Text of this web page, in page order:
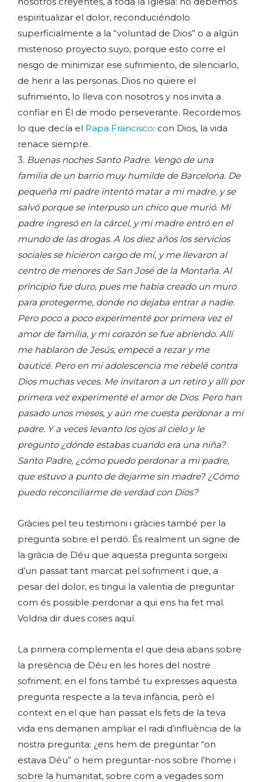
espiritualizar el dolor, reconduciéndolo
superficialmente a la “voluntad de Dios” o a algún
misterioso proyecto suyo, porque esto corre el
riesgo de minimizar ese sufrimiento, de silenciarlo,
de herir a las personas. Dios no quiere el
sufrimiento, lo lleva con nosotros y nos invita a
confiar en Él de modo perseverante. Recordemos
lo que decía el Papa Francisco: con Dios, la vida
renace siempre.
3. Buenas noches Santo Padre. Vengo de una
familia de un barrio muy humilde de Barcelona. De
pequeña mi padre intentó matar a mi madre, y se
salvó porque se interpuso un chico que murió. Mi
padre ingresó en la cárcel, y mi madre entró en el
mundo de las drogas. A los diez años los servicios
sociales se hicieron cargo de mí, y me llevaron al
centro de menores de San José de la Montaña. Al
principio fue duro, pues me había creado un muro
para protegerme, donde no dejaba entrar a nadie.
Pero poco a poco experimenté por primera vez el
amor de familia, y mi corazón se fue abriendo. Allí
me hablaron de Jesús, empecé a rezar y me
bauticé. Pero en mi adolescencia me rebelé contra
Dios muchas veces. Me invitaron a un retiro y allí por
primera vez experimenté el amor de Dios. Pero han
pasado unos meses, y aún me cuesta perdonar a mi
padre. Y a veces levanto los ojos al cielo y le
pregunto ¿dónde estabas cuando era una niña?
Santo Padre, ¿cómo puedo perdonar a mi padre,
que estuvo a punto de dejarme sin madre? ¿Cómo
puedo reconciliarme de verdad con Dios?
Gràcies pel teu testimoni i gràcies també per la
pregunta sobre el perdó. És realment un signe de
la gràcia de Déu que aquesta pregunta sorgeixi
d’un passat tant marcat pel sofriment i que, a
pesar del dolor, es tingui la valentia de preguntar
com és possible perdonar a qui ens ha fet mal.
Voldria dir dues coses aquí.
La primera complementa el que deia abans sobre
la presència de Déu en les hores del nostre
sofriment; en el fons també tu expresses aquesta
pregunta respecte a la teva infància, però el
context en el que han passat els fets de la teva
vida ens demanen ampliar el radi d’influència de la
nostra pregunta: ¿ens hem de preguntar “on
estava Déu” o hem preguntar-nos sobre l’home i
sobre la humanitat, sobre com a vegades som